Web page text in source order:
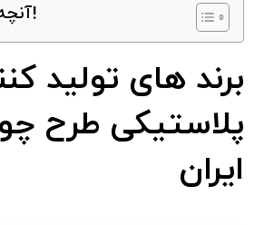
آنچه در اینجا میخوانید!
برند های تولید
پلاستیکی طرح
ایران